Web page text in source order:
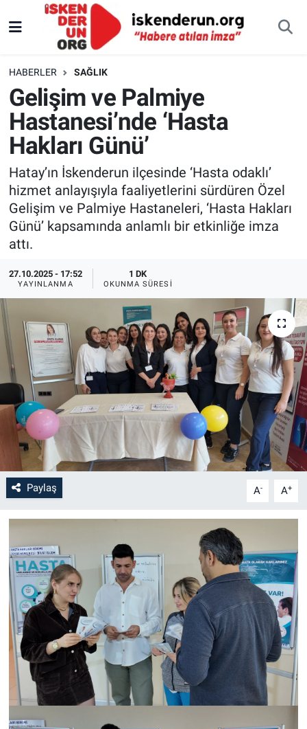
HABERLER SAĞLIK
Gelişim ve Palmiye
Hastanesi’nde ‘Hasta
Hakları Günü’
Hatay’ın İskenderun ilçesinde ‘Hasta odaklı’
hizmet anlayışıyla faaliyetlerini sürdüren Özel
Gelişim ve Palmiye Hastaneleri, ‘Hasta Hakları
Günü’ kapsamında anlamlı bir etkinliğe imza
attı.
27.10.2025 - 17:52
YAYINLANMA
1 DK
OKUNMA SÜRESI
Paylaş A- A+